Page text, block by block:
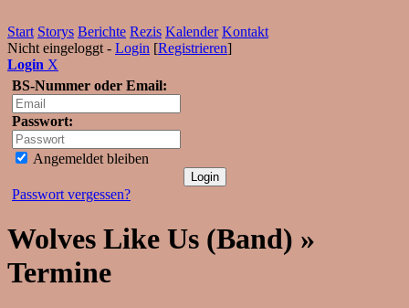
Start Storys Berichte Rezis Kalender Kontakt
Nicht eingeloggt - Login [Registrieren]
Login X
BS-Nummer oder Email:
Passwort:
Angemeldet bleiben
Passwort vergessen?
Wolves Like Us (Band) »
Termine